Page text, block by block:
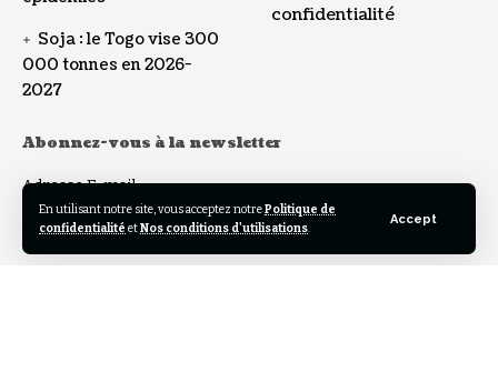
En utilisant notre site, vous acceptez notrePolitique de
confidentialité etNos conditions d'utilisations.
Accept
Soja : le Togo vise 300
000 tonnes en 2026-
2027
confidentialité
Abonnez-vous à la newsletter
Adresse E-mail: